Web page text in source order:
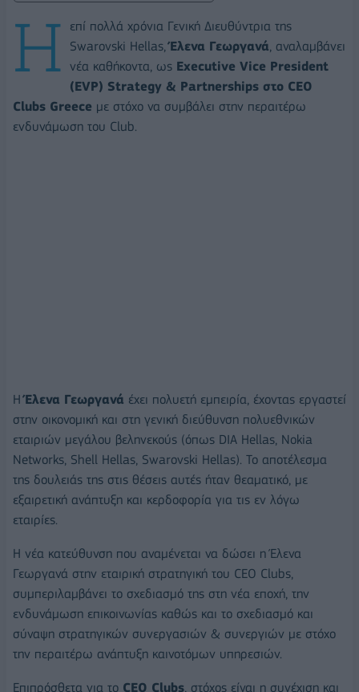
Η
επί πολλά χρόνια Γενική Διευθύντρια της
Swarovski Hellas,Έλενα Γεωργανά , αναλαμβάνει
νέα καθήκοντα, ως Executive Vice President
(EVP) Strategy & Partnerships στο CEO
Clubs Greece με στόχο να συμβάλει στην περαιτέρω
ενδυνάμωση του Club.
ΗΈλενα Γεωργανά έχει πολυετή εμπειρία, έχοντας εργαστεί
στην οικονομική και στη γενική διεύθυνση πολυεθνικών
εταιριών μεγάλου βεληνεκούς (όπως DIA Hellas, Nokia
Networks, Shell Hellas, Swarovski Hellas). Το αποτέλεσμα
της δουλειάς της στις θέσεις αυτές ήταν θεαματικό, με
εξαιρετική ανάπτυξη και κερδοφορία για τις εν λόγω
εταιρίες.
Η νέα κατεύθυνση που αναμένεται να δώσει η Έλενα
Γεωργανά στην εταιρική στρατηγική του CEO Clubs,
συμπεριλαμβάνει το σχεδιασμό της στη νέα εποχή, την
ενδυνάμωση επικοινωνίας καθώς και το σχεδιασμό και
σύναψη στρατηγικών συνεργασιών & συνεργιών με στόχο
την περαιτέρω ανάπτυξη καινοτόμων υπηρεσιών.
Επιπρόσθετα για το CEO Clubs, στόχος είναι η συνέχιση και